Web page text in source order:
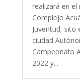
realizará en el
Complejo
Juventud, sito
ciudad
Campeonato
2022 y...